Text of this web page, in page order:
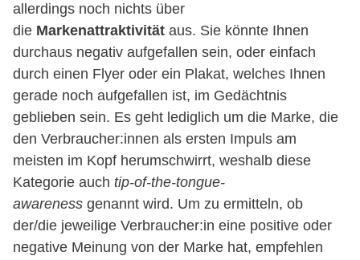
allerdings noch nichts über
die Markenattraktivität aus. Sie könnte Ihnen
durchaus negativ aufgefallen sein, oder einfach
durch einen Flyer oder ein Plakat, welches Ihnen
gerade noch aufgefallen ist, im Gedächtnis
geblieben sein. Es geht lediglich um die Marke, die
den Verbraucher:innen als ersten Impuls am
meisten im Kopf herumschwirrt, weshalb diese
Kategorie auch tip-of-the-tongue-
awareness genannt wird. Um zu ermitteln, ob
der/die jeweilige Verbraucher:in eine positive oder
negative Meinung von der Marke hat, empfehlen